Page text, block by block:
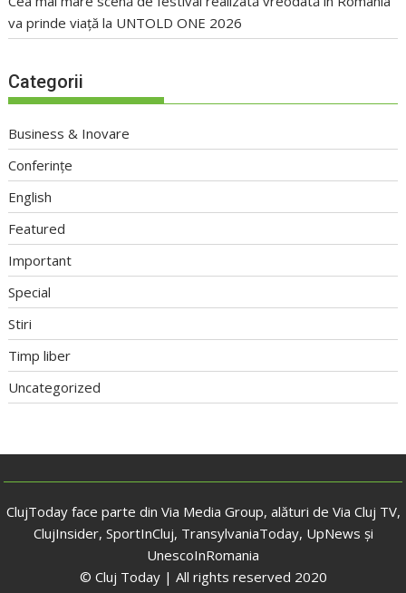
va prinde viață la UNTOLD ONE 2026
Categorii
Business & Inovare
Conferințe
English
Featured
Important
Special
Stiri
Timp liber
Uncategorized
ClujToday face parte din Via Media Group, alături de Via Cluj TV,
ClujInsider, SportInCluj, TransylvaniaToday, UpNews și
UnescoInRomania
© Cluj Today | All rights reserved 2020